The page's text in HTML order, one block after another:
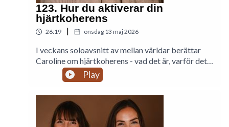
123. Hur du aktiverar din
hjärtkoherens
26:19 | onsdag 13 maj 2026
I veckans soloavsnitt av mellan världar berättar
Caroline om hjärtkoherens - vad det är, varför det
är viktigt och vilka fördelar hjärtkoherens har. Hon
berör även hjärtats intelligens och exempel på
situationer där hjärtkoherens kan hjälpa och
förslag på en minipraktik.Hör systrarna Madelene
och Caroline Lennartsson när de utforskar sina
Play